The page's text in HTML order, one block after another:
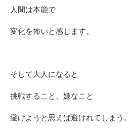
人間は本能で
変化を怖いと感じます。
そして大人になると
挑戦すること、嫌なこと
避けようと思えば避けれてしまう。